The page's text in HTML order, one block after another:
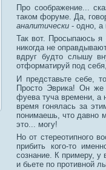
Про соображение...
таком форуме. Да,
аналитически - одно, а
Так вот. Просыпаюсь я
никогда не
вдруг будто слышу
отформатируй под
И представьте себе,
Просто Эврика! Он же
фуева туча времени, а
время гонялась за
понимаешь, что давно
это... могу!
Но от стереотипного
прибить кого-то
сознание. К примеру, у
и бьете по противной